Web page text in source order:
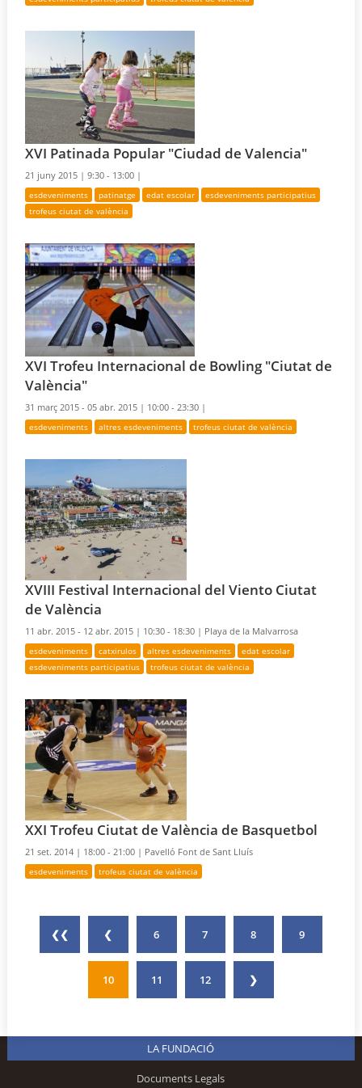
XVI Patinada Popular "Ciudad de Valencia"
21 juny 2015 |9:30 - 13:00 |
esdeveniments patinatge edat escolar
esdeveniments participatius
trofeus ciutat de valència
XVI Trofeu Internacional de Bowling "Ciutat de
València"
31 març 2015 - 05 abr. 2015 | 10:00 - 23:30 |
esdeveniments altres esdeveniments trofeus ciutat de valència
XVIII Festival Internacional del Viento Ciutat
de València
11 abr. 2015 - 12 abr. 2015 | 10:30 - 18:30 | Playa de la Malvarrosa
esdeveniments catxirulos altres esdeveniments
edat escolar
esdeveniments participatius
trofeus ciutat de valència
XXI Trofeu Ciutat de València de Basquetbol
21 set. 2014 | 18:00 - 21:00 | Pavelló Font de Sant Lluís
esdeveniments trofeus ciutat de valència
❮❮ ❮ 6 7 8 9
10 11 12 ❯
LA FUNDACIÓ
Documents Legals